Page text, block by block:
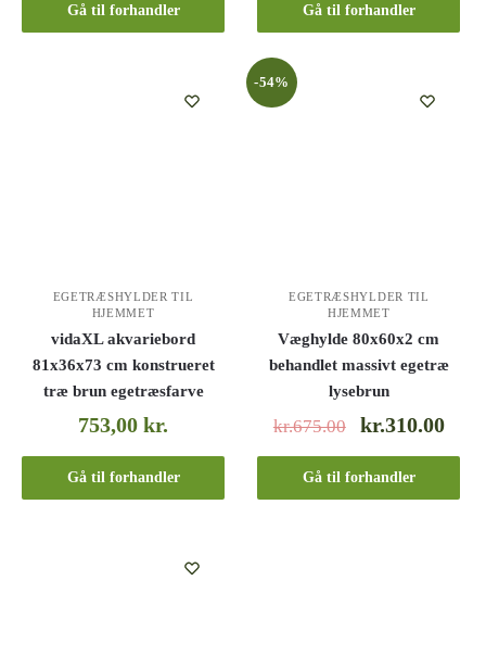
Gå til forhandler Gå til forhandler
EGETRÆSHYLDER TIL
HJEMMET
vidaXL akvariebord
81x36x73 cm konstrueret
træ brun egetræsfarve
753,00kr.
Gå til forhandler
-54%
EGETRÆSHYLDER TIL
HJEMMET
Væghylde 80x60x2 cm
behandlet massivt egetræ
lysebrun
kr.675.00 kr.310.00
Gå til forhandler